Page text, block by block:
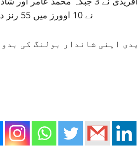
نے 10 اوورز میں 55 رنز دیے اور کوئی وکٹ نہ لے سکے۔ محمد عامر اس میچ میں سب سے زیادہ 67 رنز دینے والے بولر تھے۔
اپنی شاندار بولنگ کی